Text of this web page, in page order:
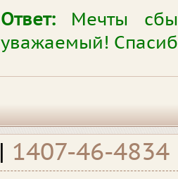
Ответ: Мечты
уважаемый!
| 1407-46-4834